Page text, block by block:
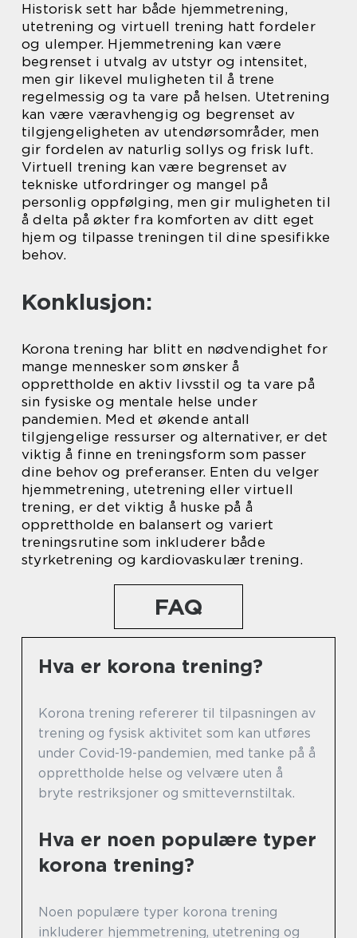
Historisk sett har både hjemmetrening,
utetrening og virtuell trening hatt fordeler
og ulemper. Hjemmetrening kan være
begrenset i utvalg av utstyr og intensitet,
men gir likevel muligheten til å trene
regelmessig og ta vare på helsen. Utetrening
kan være væravhengig og begrenset av
tilgjengeligheten av utendørsområder, men
gir fordelen av naturlig sollys og frisk luft.
Virtuell trening kan være begrenset av
tekniske utfordringer og mangel på
personlig oppfølging, men gir muligheten til
å delta på økter fra komforten av ditt eget
hjem og tilpasse treningen til dine spesifikke
behov.
Konklusjon:
Korona trening har blitt en nødvendighet for
mange mennesker som ønsker å
opprettholde en aktiv livsstil og ta vare på
sin fysiske og mentale helse under
pandemien. Med et økende antall
tilgjengelige ressurser og alternativer, er det
viktig å finne en treningsform som passer
dine behov og preferanser. Enten du velger
hjemmetrening, utetrening eller virtuell
trening, er det viktig å huske på å
opprettholde en balansert og variert
treningsrutine som inkluderer både
styrketrening og kardiovaskulær trening.
FAQ
Hva er korona trening?
Korona trening refererer til tilpasningen av
trening og fysisk aktivitet som kan utføres
under Covid-19-pandemien, med tanke på å
opprettholde helse og velvære uten å
bryte restriksjoner og smittevernstiltak.
Hva er noen populære typer
korona trening?
Noen populære typer korona trening
inkluderer hjemmetrening, utetrening og